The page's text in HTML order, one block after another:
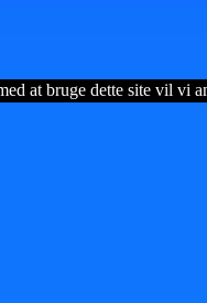
at bruge dette site vil vi